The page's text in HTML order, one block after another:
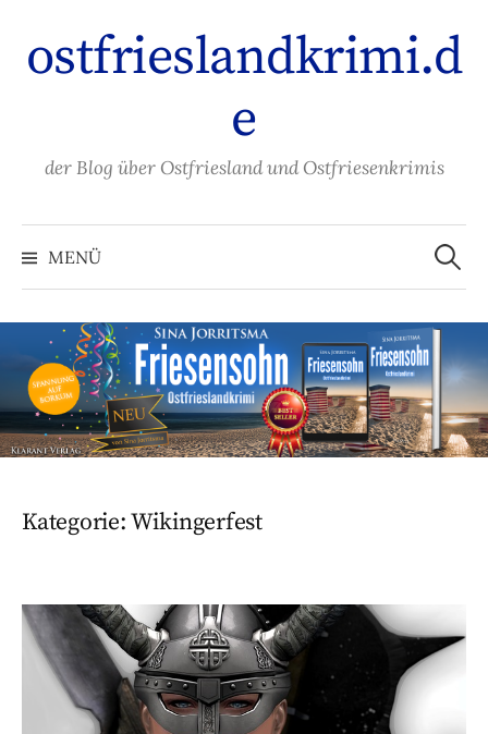
Inhalt
überspringen
ostfrieslandkrimi.d
e
der Blog über Ostfriesland und Ostfriesenkrimis
MENÜ
Suchen
nach:
Kategorie:Wikingerfest